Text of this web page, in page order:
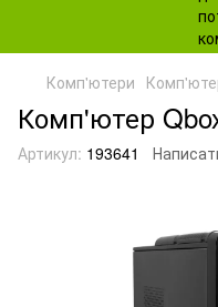
Комп'ютери
Комп'ютер
Артикул: 193641